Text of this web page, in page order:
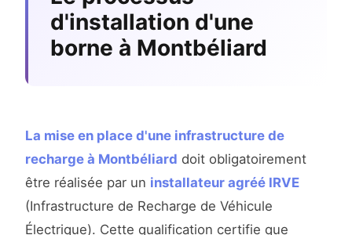
d'installation d'une
borne à Montbéliard
La mise en place d'une infrastructure de
recharge à Montbéliard doit obligatoirement
être réalisée par un installateur agréé IRVE
(Infrastructure de Recharge de Véhicule
Électrique). Cette qualification certifie que